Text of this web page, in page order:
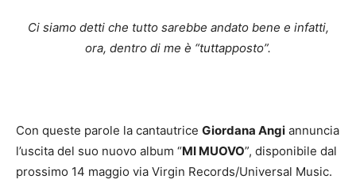
Ci siamo detti che tutto sarebbe andato bene e infatti,
ora, dentro di me è “tuttapposto”.
Con queste parole la cantautrice Giordana Angi annuncia
l’uscita del suo nuovo album “MI MUOVO”, disponibile dal
prossimo 14 maggio via Virgin Records/Universal Music.